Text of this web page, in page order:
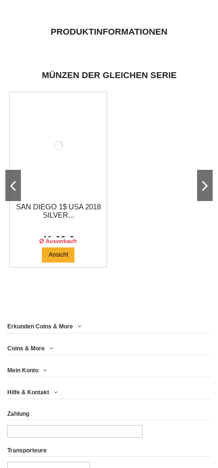
PRODUKTINFORMATIONEN
MÜNZEN DER GLEICHEN SERIE
SAN DIEGO 1$ USA 2018
SILVER...
41,63 €
Ausverkauft
Ansicht
Erkunden Coins & More
Coins & More
Mein Konto
Hilfe & Kontakt
Zahlung
Transporteure